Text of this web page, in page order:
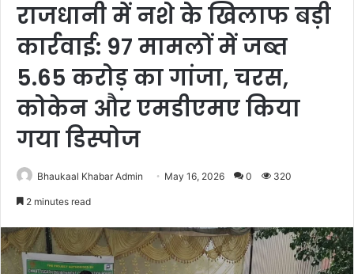
राजधानी में नशे के खिलाफ बड़ी
कार्रवाई: 97 मामलों में जब्त
5.65 करोड़ का गांजा, चरस,
कोकेन और एमडीएमए किया
गया डिस्पोज
Bhaukaal Khabar Admin May 16, 2026 0 320
2 minutes read